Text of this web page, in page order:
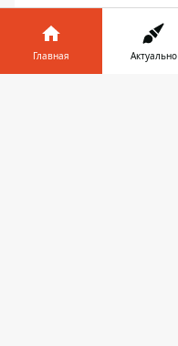
ВОЙНА СЕРГЕЙ ЛЫСАК
Главная Актуально